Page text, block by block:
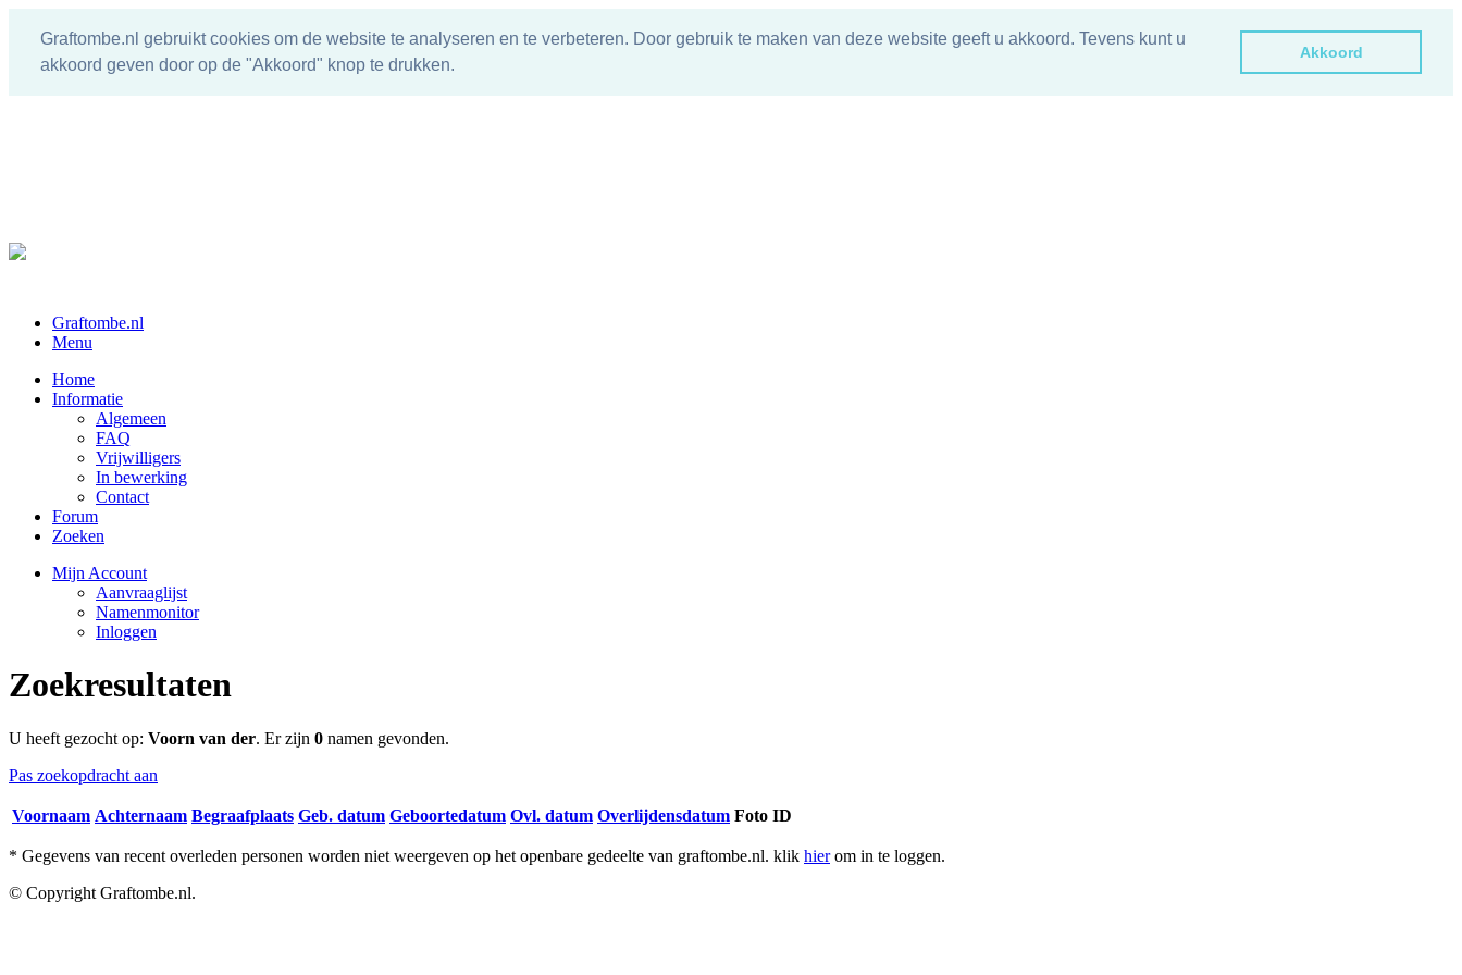
Graftombe.nl gebruikt cookies om de website te analyseren en te verbeteren. Door gebruik te maken van deze website geeft u akkoord. Tevens kunt u
akkoord geven door op de "Akkoord" knop te drukken.
Akkoord
Graftombe.nl
Menu
Home
Informatie
Algemeen
FAQ
Vrijwilligers
In bewerking
Contact
Forum
Zoeken
Mijn Account
Aanvraaglijst
Namenmonitor
Inloggen
Zoekresultaten
U heeft gezocht op: Voorn van der. Er zijn 0 namen gevonden.
Pas zoekopdracht aan
Voornaam Achternaam Begraafplaats Geb. datum Geboortedatum Ovl. datum Overlijdensdatum Foto ID
* Gegevens van recent overleden personen worden niet weergeven op het openbare gedeelte van graftombe.nl. klik hierom in te loggen.
© Copyright Graftombe.nl.